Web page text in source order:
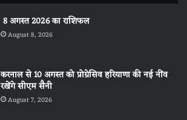
8 अगस्त 2026 का राशिफल
August 8, 2026
करनाल से 10 अगस्त को प्रोग्रेसिव हरियाणा की नई नींव
रखेंगे सीएम सैनी
August 7, 2026